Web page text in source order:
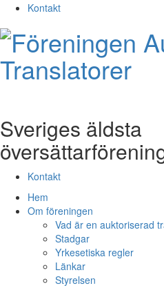
Kontakt
Sveriges äldsta
Kontakt
Hem
Om föreningen
Vad är en auktoriserad
Stadgar
Yrkesetiska regler
Länkar
Styrelsen